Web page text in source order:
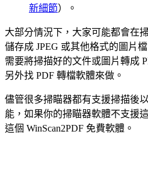
新細節）。
大部分情況下，大家可能都會在
儲存成 JPEG 或其他格式的圖片
需要將掃描好的文件或圖片轉成
另外找 PDF 轉檔軟體來做。
儘管很多掃瞄器都有支援掃描後
能，如果你的掃瞄器軟體不支援
這個 WinScan2PDF 免費軟體。